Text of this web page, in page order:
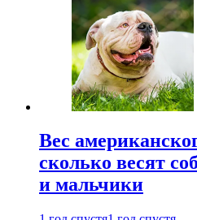
Вес
сколько весят
и мальчики